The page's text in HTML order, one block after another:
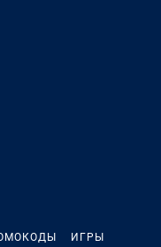
ИГРЫ